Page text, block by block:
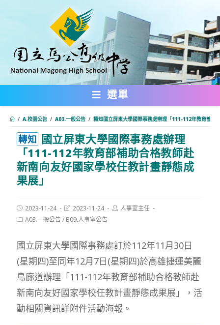
內
選單
/ A.校園公告 / A03.一般公告 / 轉知國立屏東大學國際事務處辦理「111-112年教育部補
轉知 國立屏東大學國際事務處辦理
「111-112年教育部補助合格教師赴
新南向友好國家學校任教計畫靜態成
果展」
Post
published:
2023-11-24
Post
modified:
2023-11-24
Post人事室主任
PostA03.一般公告/ B09.人事室公告
國立屏東大學國際事務處訂於112年11月30日
(星期四)至同年12月7日(星期四)於高雄捷運美麗
島廊道辦理「111-112年教育部補助合格教師赴
新南向友好國家學校任教計畫靜態成果展」，活
動相關資訊詳附件活動海報。